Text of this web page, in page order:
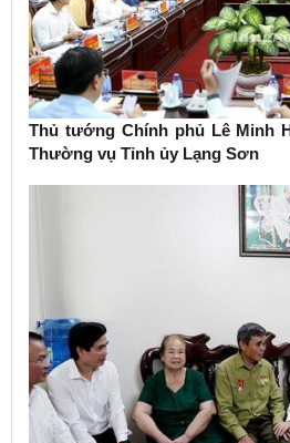
Thủ tướng Chính phủ Lê Minh
Thường vụ Tỉnh ủy Lạng Sơn